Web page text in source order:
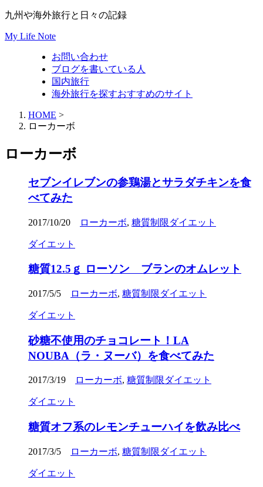
九州や海外旅行と日々の記録
My Life Note
お問い合わせ
ブログを書いている人
国内旅行
海外旅行を探すおすすめのサイト
HOME >
ローカーボ
ローカーボ
セブンイレブンの参鶏湯とサラダチキンを食
べてみた
2017/10/20 ローカーボ, 糖質制限ダイエット
ダイエット
糖質12.5ｇ ローソン ブランのオムレット
2017/5/5 ローカーボ, 糖質制限ダイエット
ダイエット
砂糖不使用のチョコレート！LA
NOUBA（ラ・ヌーバ）を食べてみた
2017/3/19 ローカーボ, 糖質制限ダイエット
ダイエット
糖質オフ系のレモンチューハイを飲み比べ
2017/3/5 ローカーボ, 糖質制限ダイエット
ダイエット